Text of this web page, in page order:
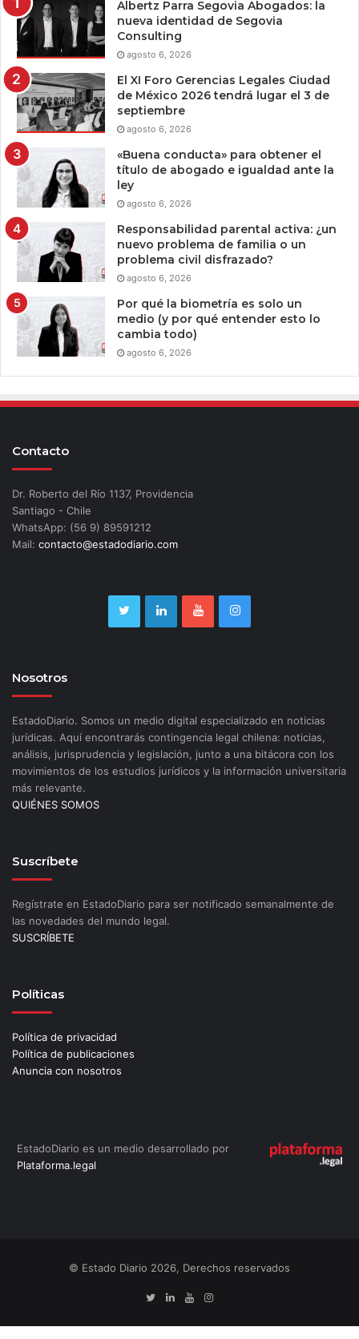
Albertz Parra Segovia Abogados: la
nueva identidad de Segovia
Consulting
agosto 6, 2026
El XI Foro Gerencias Legales Ciudad
de México 2026 tendrá lugar el 3 de
septiembre
agosto 6, 2026
«Buena conducta» para obtener el
título de abogado e igualdad ante la
ley
agosto 6, 2026
Responsabilidad parental activa: ¿un
nuevo problema de familia o un
problema civil disfrazado?
agosto 6, 2026
Por qué la biometría es solo un
medio (y por qué entender esto lo
cambia todo)
agosto 6, 2026
Contacto
Dr. Roberto del Río 1137, Providencia
Santiago - Chile
WhatsApp: (56 9) 89591212
Mail: contacto@estadodiario.com
Nosotros
EstadoDiario. Somos un medio digital especializado en noticias
jurídicas. Aquí encontrarás contingencia legal chilena: noticias,
análisis, jurisprudencia y legislación, junto a una bitácora con los
movimientos de los estudios jurídicos y la información universitaria
más relevante.
QUIÉNES SOMOS
Suscríbete
Regístrate en EstadoDiario para ser notificado semanalmente de
las novedades del mundo legal.
SUSCRÍBETE
Políticas
Política de privacidad
Política de publicaciones
Anuncia con nosotros
EstadoDiario es un medio desarrollado por
Plataforma.legal
© Estado Diario 2026, Derechos reservados